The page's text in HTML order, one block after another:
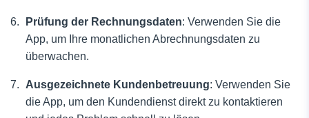
Prüfung der Rechnungsdaten: Verwenden Sie die
App, um Ihre monatlichen Abrechnungsdaten zu
überwachen.
Ausgezeichnete Kundenbetreuung: Verwenden Sie
die App, um den Kundendienst direkt zu kontaktieren